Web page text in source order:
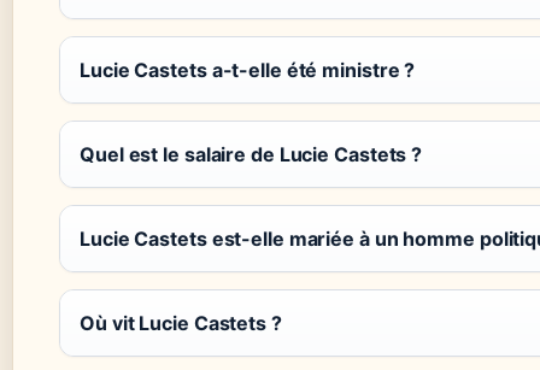
Lucie Castets a-t-elle été ministre ?
Quel est le salaire de Lucie Castets ?
Lucie Castets est-elle mariée à un homme
Où vit Lucie Castets ?